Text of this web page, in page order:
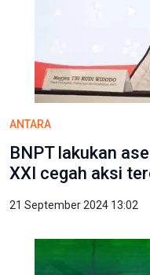
ANTARA
BNPT lakukan
XXI cegah aksi
21 September 2024 13:02